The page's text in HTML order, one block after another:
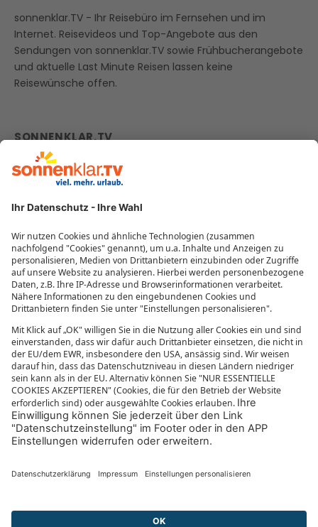
sonnenklar.TV - Ihr Reisebüro im Fernsehen und im
Internet. Reisevideos und Top-Angebote aus den
Sendungen von sonnenklar.TV sowie Frühbucherangebote
und aktuelle Last Minute Reisen lassen keine
Reisewünsche offen.
SONNENKLAR.TV
zur Webseite
Reisegutscheine
Beliebte Reiseziele
Reisebüros
Impressum
Datenschutzübersicht
Informationen zur Barrierefreiheit
MEHR VON SONNENKLAR.TV
Mediathek
sonnenklar.TV Empfangsdaten
sonnenklar.TV Programm
sonnenklar.TV App
sonnenklar.TV Blog
Reiselexikon